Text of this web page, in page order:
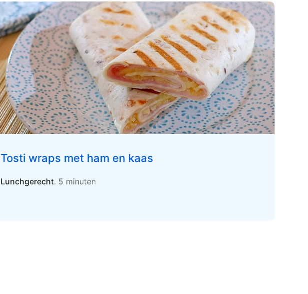
Tosti wraps met ham en kaas
Lunchgerecht. 5 minuten